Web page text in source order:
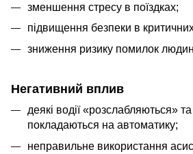
зменшення стресу в поїздках;
підвищення безпеки в
зниження ризику помилок
Негативний вплив
деякі водії «розслабляються»
покладаються на автоматику;
неправильне використання